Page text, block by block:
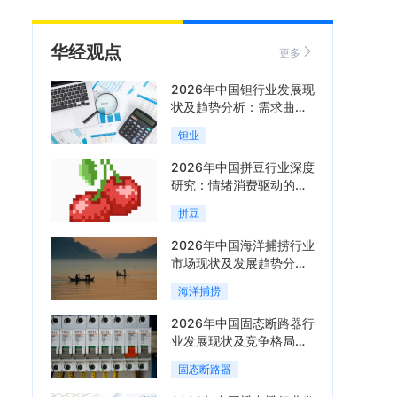
华经观点 更多
2026年中国钽行业发展现
状及趋势分析：需求曲线
陡峭与供给曲线平缓的博
弈加剧「图」
钽业
2026年中国拼豆行业深度
研究：情绪消费驱动的新
兴手工赛道「图」
拼豆
2026年中国海洋捕捞行业
市场现状及发展趋势分
析：科技赋能与智能化转
型加速「图」
海洋捕捞
2026年中国固态断路器行
业发展现状及竞争格局分
析：国际巨头领跑技术，
国内企业加速追赶「图」
固态断路器